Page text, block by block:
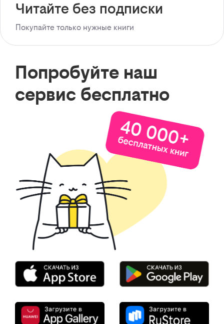
Читайте без подписки
Покупайте только нужные книги
Попробуйте наш
сервис бесплатно